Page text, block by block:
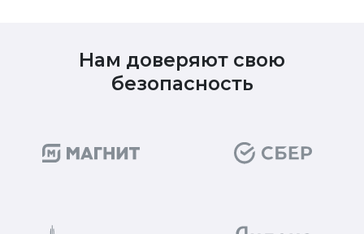
Нам доверяют свою
безопасность